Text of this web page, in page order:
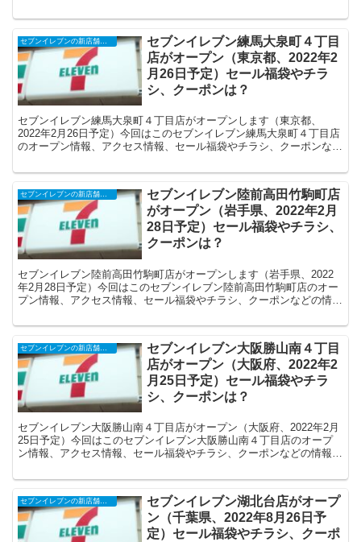
セブンイレブン練馬大泉町４丁目
店がオープン（東京都、2022年2
月26日予定）セール福袋やチラ
シ、クーポンは？
セブンイレブン練馬大泉町４丁目店がオープンします（東京都、
2022年2月26日予定）今回はこのセブンイレブン練馬大泉町４丁目店
のオープン情報、アクセス情報、セール福袋やチラシ、クーポンなど
セブンイレブンの新店舗開店予定・オープンセール（福袋）、クーポンなど
セブンイレブン陸前高田竹駒町店
がオープン（岩手県、2022年2月
28日予定）セール福袋やチラシ、
クーポンは？
セブンイレブン陸前高田竹駒町店がオープンします（岩手県、2022
年2月28日予定）今回はこのセブンイレブン陸前高田竹駒町店のオー
プン情報、アクセス情報、セール福袋やチラシ、クーポンなどの情報
セブンイレブン大阪勝山南４丁目
店がオープン（大阪府、2022年2
月25日予定）セール福袋やチラ
シ、クーポンは？
セブンイレブン大阪勝山南４丁目店がオープン（大阪府、2022年2月
25日予定）今回はこのセブンイレブン大阪勝山南４丁目店のオープ
ン情報、アクセス情報、セール福袋やチラシ、クーポンなどの情報に
セブンイレブンの新店舗開店予定・オープンセール（福袋）、クーポンなど
セブンイレブン湖北台店がオープ
ン（千葉県、2022年8月26日予
定）セール福袋やチラシ、クーポ